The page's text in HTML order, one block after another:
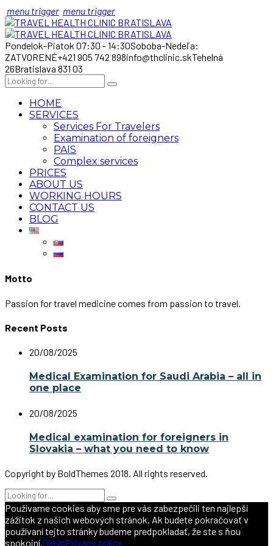
menu trigger menu trigger
Pondelok-Piatok 07:30 - 14:30Soboba-Nedeľa:
ZATVORENÉ+421 905 742 898info@thclinic.skTehelná
26Bratislava 831 03
HOME
SERVICES
Services For Travelers
Examination of foreigners
PAIS
Complex services
PRICES
ABOUT US
WORKING HOURS
CONTACT US
BLOG
Motto
Passion for travel medicine comes from passion to travel.
Recent Posts
20/08/2025
Medical Examination for Saudi Arabia – all in
one place
20/08/2025
Medical examination for foreigners in
Slovakia – what you need to know
Copyright by BoldThemes 2018. All rights reserved.
Používame cookies aby sme pre vás zabezpečili ten najlepší
zážitok z našich webových stránok. Ak budete pokračovať v
používaní tejto stránky budeme predpokladať, že ste s ňou
spokojní.OkNoPrivacy policy